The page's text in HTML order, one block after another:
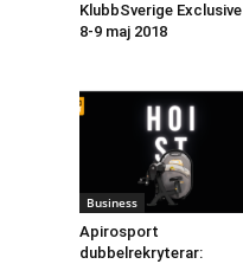
KlubbSverige Exclusive
8-9 maj 2018
Business
Apirosport
dubbelrekryterar: